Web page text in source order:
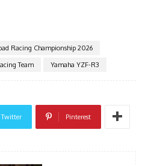
Racing Championship 2026
Team Yamaha YZF-R3
Twitter Pinterest